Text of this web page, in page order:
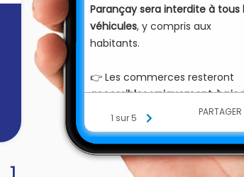
Parançay sera interdite à tous
véhicules, y compris aux
habitants.
👉 Les commerces resteront
accessibles uniquement à
🅿️ Des parkings seront mis à
disposition :
• Aire de repos du Chêne Vert
1 sur 5 PARTAGER